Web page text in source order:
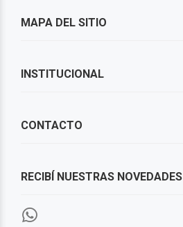
MAPA DEL SITIO
INSTITUCIONAL
CONTACTO
RECIBÍ NUESTRAS NOVEDADES